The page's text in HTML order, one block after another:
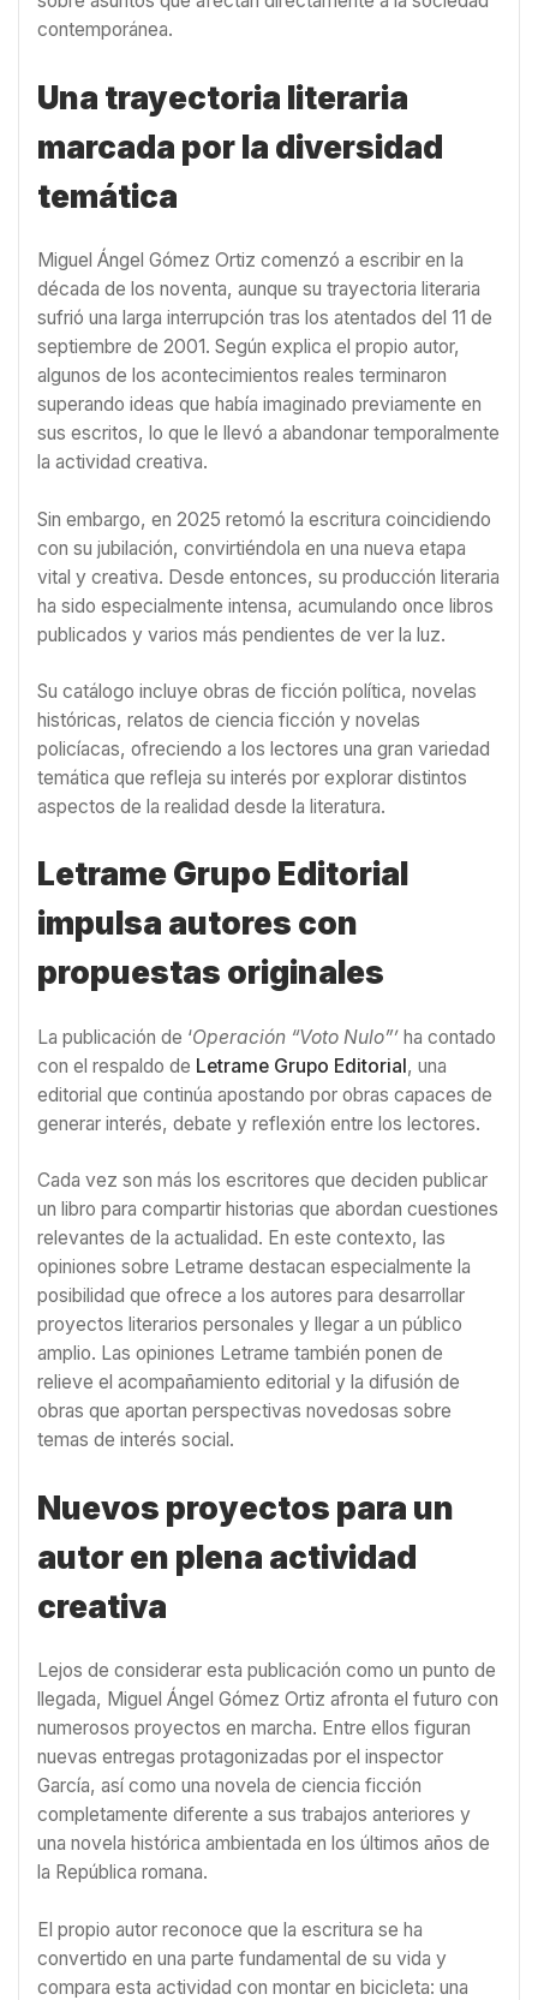
contemporánea.
Una trayectoria literaria
marcada por la diversidad
temática
Miguel Ángel Gómez Ortiz comenzó a escribir en la
década de los noventa, aunque su trayectoria literaria
sufrió una larga interrupción tras los atentados del 11 de
septiembre de 2001. Según explica el propio autor,
algunos de los acontecimientos reales terminaron
superando ideas que había imaginado previamente en
sus escritos, lo que le llevó a abandonar temporalmente
la actividad creativa.
Sin embargo, en 2025 retomó la escritura coincidiendo
con su jubilación, convirtiéndola en una nueva etapa
vital y creativa. Desde entonces, su producción literaria
ha sido especialmente intensa, acumulando once libros
publicados y varios más pendientes de ver la luz.
Su catálogo incluye obras de ficción política, novelas
históricas, relatos de ciencia ficción y novelas
policíacas, ofreciendo a los lectores una gran variedad
temática que refleja su interés por explorar distintos
aspectos de la realidad desde la literatura.
Letrame Grupo Editorial
impulsa autores con
propuestas originales
La publicación de ‘Operación “Voto Nulo”’ ha contado
con el respaldo de Letrame Grupo Editorial, una
editorial que continúa apostando por obras capaces de
generar interés, debate y reflexión entre los lectores.
Cada vez son más los escritores que deciden publicar
un libro para compartir historias que abordan cuestiones
relevantes de la actualidad. En este contexto, las
opiniones sobre Letrame destacan especialmente la
posibilidad que ofrece a los autores para desarrollar
proyectos literarios personales y llegar a un público
amplio. Las opiniones Letrame también ponen de
relieve el acompañamiento editorial y la difusión de
obras que aportan perspectivas novedosas sobre
temas de interés social.
Nuevos proyectos para un
autor en plena actividad
creativa
Lejos de considerar esta publicación como un punto de
llegada, Miguel Ángel Gómez Ortiz afronta el futuro con
numerosos proyectos en marcha. Entre ellos figuran
nuevas entregas protagonizadas por el inspector
García, así como una novela de ciencia ficción
completamente diferente a sus trabajos anteriores y
una novela histórica ambientada en los últimos años de
la República romana.
El propio autor reconoce que la escritura se ha
convertido en una parte fundamental de su vida y
compara esta actividad con montar en bicicleta: una